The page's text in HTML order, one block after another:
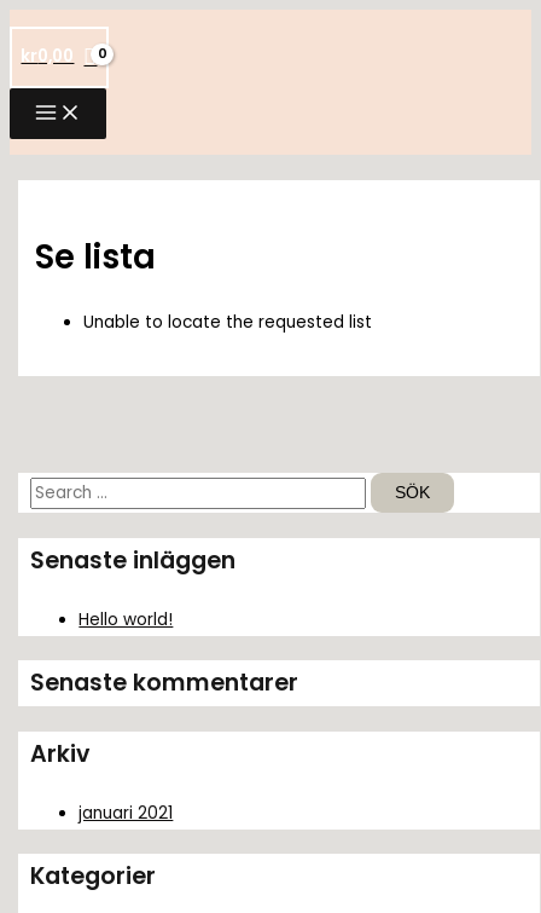
till
innehåll
kr0,00
S
k
e
:
Senaste inläggen
Hello world!
Senaste kommentarer
Arkiv
januari 2021
Kategorier
Se lista
Unable to locate the requested list